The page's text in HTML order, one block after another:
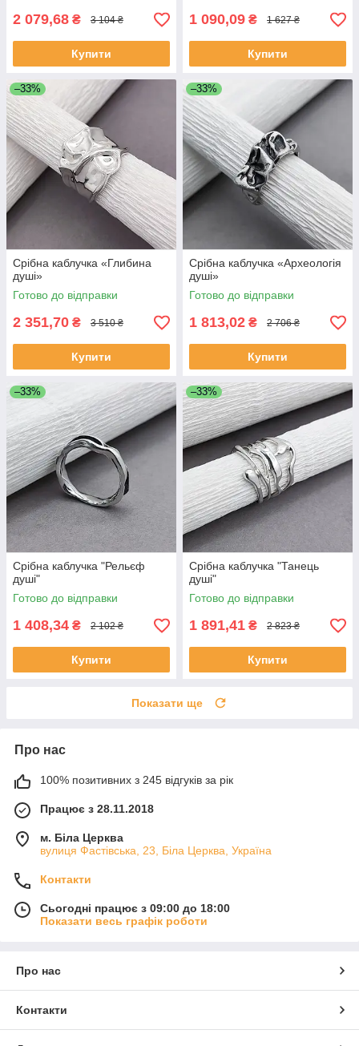
2 079,68 ₴ 3 104 ₴
Купити
1 090,09 ₴ 1 627 ₴
Купити
–33%
Срібна каблучка «Глибина
душі»
Готово до відправки
2 351,70 ₴ 3 510 ₴
Купити
–33%
Срібна каблучка «Археологія
душі»
Готово до відправки
1 813,02 ₴ 2 706 ₴
Купити
–33%
Срібна каблучка "Рельєф
душі"
Готово до відправки
1 408,34 ₴ 2 102 ₴
Купити
–33%
Срібна каблучка "Танець
душі"
Готово до відправки
1 891,41 ₴ 2 823 ₴
Купити
Показати ще
Про нас
100% позитивних з 245 відгуків за рік
Працює з 28.11.2018
м. Біла Церква
вулиця Фастівська, 23, Біла Церква, Україна
Контакти
Сьогодні працює з 09:00 до 18:00
Показати весь графік роботи
Про нас
Контакти